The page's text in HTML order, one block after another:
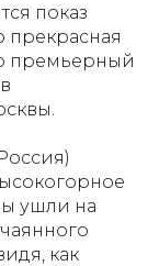
показ
прекрасная
премьерный
ушли на
как